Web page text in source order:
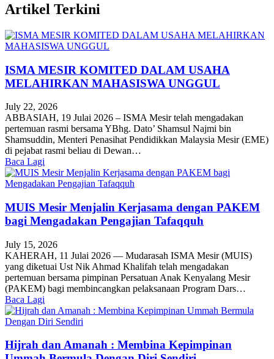
Artikel Terkini
ISMA MESIR KOMITED DALAM USAHA
MELAHIRKAN MAHASISWA UNGGUL
July 22, 2026
ABBASIAH, 19 Julai 2026 – ISMA Mesir telah mengadakan
pertemuan rasmi bersama YBhg. Dato’ Shamsul Najmi bin
Shamsuddin, Menteri Penasihat Pendidikkan Malaysia Mesir (EME)
di pejabat rasmi beliau di Dewan…
Baca Lagi
MUIS Mesir Menjalin Kerjasama dengan PAKEM
bagi Mengadakan Pengajian Tafaqquh
July 15, 2026
KAHERAH, 11 Julai 2026 — Mudarasah ISMA Mesir (MUIS)
yang diketuai Ust Nik Ahmad Khalifah telah mengadakan
pertemuan bersama pimpinan Persatuan Anak Kenyalang Mesir
(PAKEM) bagi membincangkan pelaksanaan Program Dars…
Baca Lagi
Hijrah dan Amanah : Membina Kepimpinan